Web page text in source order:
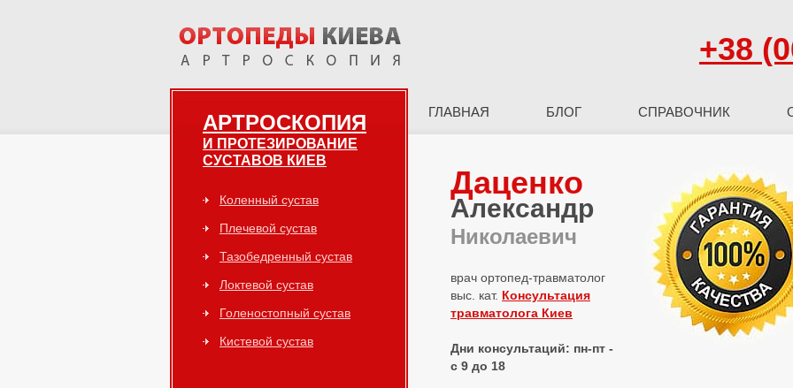
+38
ГЛАВНАЯ БЛОГ СПРАВОЧНИК
АРТРОСКОПИЯ
И ПРОТЕЗИРОВАНИЕ
СУСТАВОВ КИЕВ
Коленный сустав
Плечевой сустав
Тазобедренный сустав
Локтевой сустав
Голеностопный сустав
Кистевой сустав
Даценко
Александр
Николаевич
врач ортопед-травматолог
выс. кат. Консультация
травматолога Киев
Дни консультаций: пн-пт -
с 9 до 18